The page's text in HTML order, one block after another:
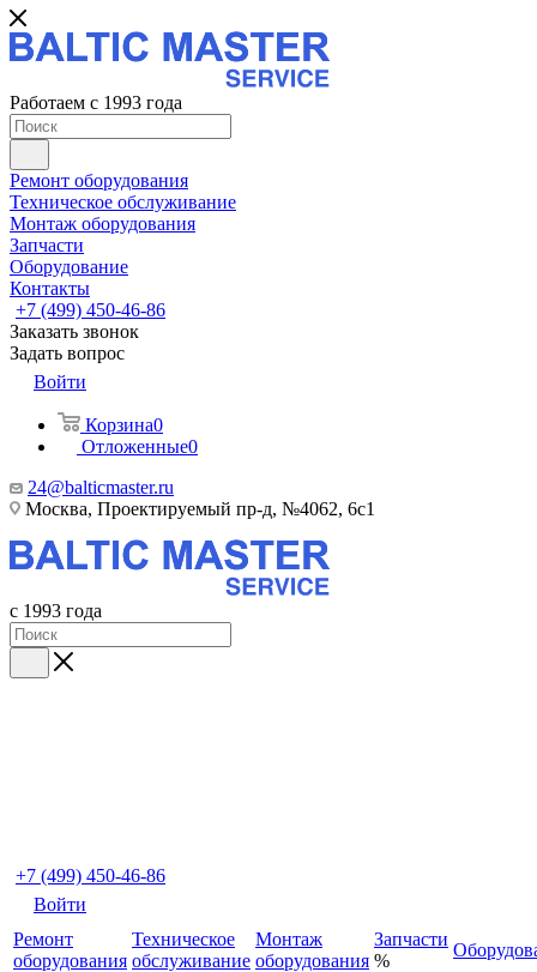
Работаем с 1993 года
Ремонт оборудования
Техническое обслуживание
Монтаж оборудования
Запчасти
Оборудование
Контакты
+7 (499) 450-46-86
Заказать звонок
Задать вопрос
Войти
Корзина0
Отложенные0
24@balticmaster.ru
Москва, Проектируемый пр-д, №4062, 6с1
с 1993 года
+7 (499) 450-46-86
Войти
Ремонт
оборудования
Техническое
обслуживание
Монтаж
оборудования
Запчасти
%